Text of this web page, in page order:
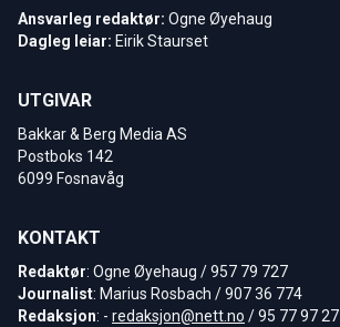
Ansvarleg redaktør: Ogne Øyehaug
Dagleg leiar: Eirik Staurset
UTGIVAR
Bakkar & Berg Media AS
Postboks 142
6099 Fosnavåg
KONTAKT
Redaktør: Ogne Øyehaug / 957 79 727
Journalist: Marius Rosbach / 907 36 774
Redaksjon: - redaksjon@nett.no / 95 77 97 27